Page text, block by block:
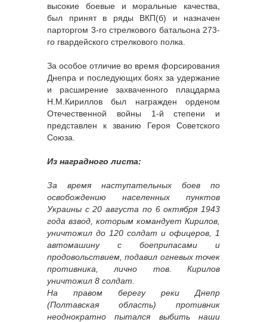
высокие боевые и моральные качества,
был принят в ряды ВКП(б) и назначен
парторгом 3-го стрелкового батальона 273-
го гвардейского стрелкового полка.
За особое отличие во время форсирования
Днепра и последующих боях за удержание
и расширение захваченного плацдарма
Н.М.Кириллов был награжден орденом
Отечественной войны 1-й степени и
представлен к званию Героя Советского
Союза.
Из наградного листа:
За время наступательных боев по
освобождению населенных пунктов
Украины с 20 августа по 6 октября 1943
года взвод, которым командует Кирилов,
уничтожил до 120 солдат и офицеров, 1
автомашину с боеприпасами и
продовольствием, подавил огневых точек
противника, лично тов. Кирилов
уничтожил 8 солдат.
На правом берегу реки Днепр
(Полтавская область) противник
неоднократно пытался выбить наши